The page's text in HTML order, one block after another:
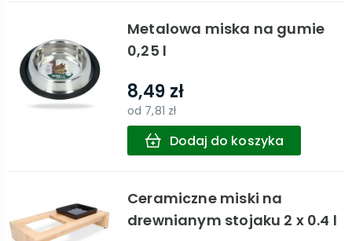
Metalowa miska na gumie
0,25 l
8,49 zł
od 7,81 zł
Dodaj do koszyka
Ceramiczne miski na
drewnianym stojaku 2 x 0.4 l